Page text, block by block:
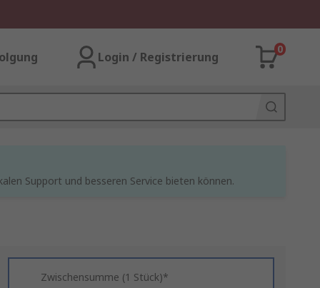
Login / Registrierung
0
Support und besseren Service bieten können.
Zwischensumme (1 Stück)*